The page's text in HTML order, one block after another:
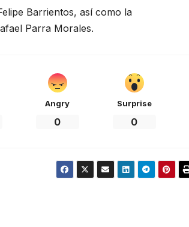
Barrientos, así como la
Parra Morales.
Angry
0
Surprise
0